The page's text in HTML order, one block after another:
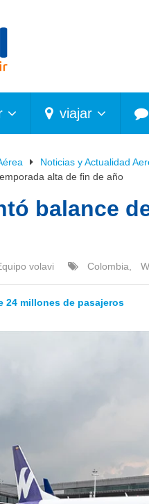
viajar
Noticias y Actualidad
alta de fin de año
balance
volavi Colombia
24 millones de pasajeros